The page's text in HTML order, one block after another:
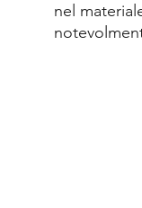
nel